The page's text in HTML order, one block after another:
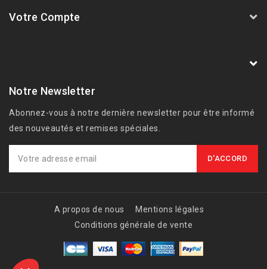
Votre Compte
Notre Newsletter
Abonnez-vous à notre dernière newsletter pour être informé
des nouveautés et remises spéciales.
A propos de nous
Mentions légales
Conditions générale de vente